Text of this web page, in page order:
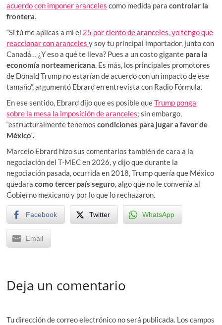
acuerdo con imponer aranceles como medida para controlar la
frontera.
“Si tú me aplicas a mí el 25 por ciento de aranceles, yo tengo que
reaccionar con arancelesy soy tu principal importador, junto con
Canadá… ¿Y eso a qué te lleva? Pues a un costo gigante para la
economía norteamericana. Es más, los principales promotores
de Donald Trump no estarían de acuerdo con un impacto de ese
tamaño”, argumentó Ebrard en entrevista con Radio Fórmula.
En ese sentido, Ebrard dijo que es posible queTrump ponga
sobre la mesa la imposición de aranceles; sin embargo,
“estructuralmente tenemoscondiciones para jugar a favor de
México“.
Marcelo Ebrard hizo sus comentarios también de cara a la
negociación del T-MEC en 2026, y dijo que durante la
negociación pasada, ocurrida en 2018, Trump quería que México
quedaracomo tercer país seguro, algo que no le convenía al
Gobierno mexicano y por lo que lo rechazaron.
Facebook Twitter WhatsApp
Email
Deja un comentario
Tu dirección de correo electrónico no será publicada. Los campos